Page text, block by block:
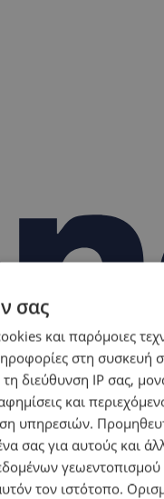
σας
και παρόμοιες
στη συσκευή
διεύθυνση IP σας,
και
υπηρεσιών.
σας για αυτούς και
γεωεντοπισμού
τον ιστότοπο.